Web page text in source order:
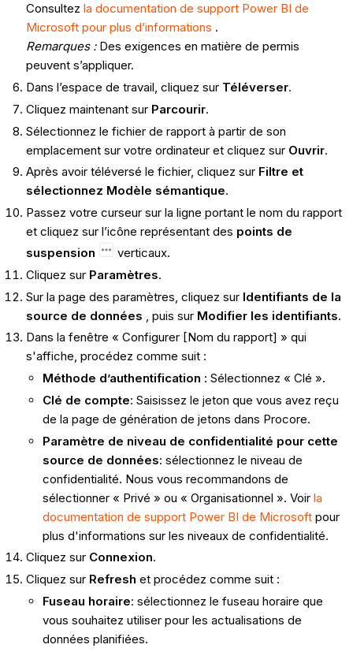
Consultez la documentation de support Power BI de
Microsoft pour plus d’informations .
Remarques :Des exigences en matière de permis
peuvent s’appliquer.
Dans l’espace de travail, cliquez sur Téléverser.
Cliquez maintenant sur Parcourir.
Sélectionnez le fichier de rapport à partir de son
emplacement sur votre ordinateur et cliquez sur Ouvrir.
Après avoir téléversé le fichier, cliquez sur Filtre et
sélectionnez Modèle sémantique.
Passez votre curseur sur la ligne portant le nom du rapport
et cliquez sur l’icône représentant des points de
suspension
verticaux.
Cliquez sur Paramètres.
Sur la page des paramètres, cliquez sur Identifiants de la
source de données , puis sur Modifier les identifiants.
Dans la fenêtre « Configurer [Nom du rapport] » qui
s'affiche, procédez comme suit :
Méthode d’authentification : Sélectionnez « Clé ».
Clé de compte: Saisissez le jeton que vous avez reçu
de la page de génération de jetons dans Procore.
Paramètre de niveau de confidentialité pour cette
source de données: sélectionnez le niveau de
confidentialité. Nous vous recommandons de
sélectionner « Privé » ou « Organisationnel ». Voir la
documentation de support Power BI de Microsoft pour
plus d'informations sur les niveaux de confidentialité.
Cliquez sur Connexion.
Cliquez sur Refresh et procédez comme suit :
Fuseau horaire: sélectionnez le fuseau horaire que
vous souhaitez utiliser pour les actualisations de
données planifiées.